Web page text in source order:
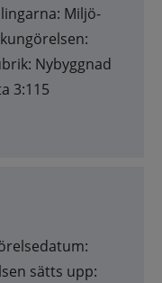
Miljö-
Nybyggnad
3:115
sätts upp: